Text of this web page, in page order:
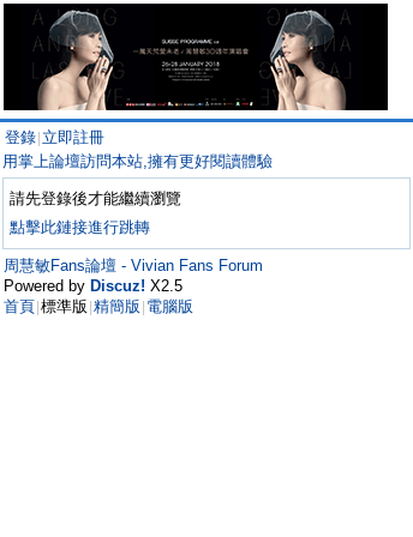
登錄 立即註冊
用掌上論壇訪問本站,擁有更好閱讀體驗
請先登錄後才能繼續瀏覽
點擊此鏈接進行跳轉
周慧敏Fans論壇 - Vivian Fans Forum
Powered by Discuz! X2.5
首頁 標準版 精簡版 電腦版